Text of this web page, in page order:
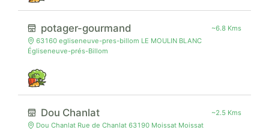
potager-gourmand
~6.8 Kms
63160 egliseneuve-pres-billom LE MOULIN BLANC
Égliseneuve-prés-Billom
Dou Chanlat
~2.5 Kms
Dou Chanlat Rue de Chanlat 63190 Moissat Moissat